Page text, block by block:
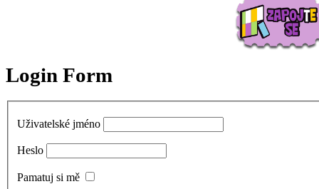
Login Form
Uživatelské jméno
Heslo
Pamatuj si mě